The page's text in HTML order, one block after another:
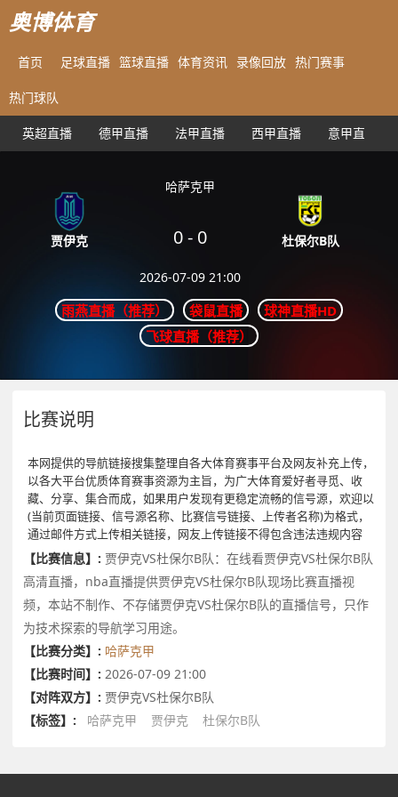
奥博体育
首页 足球直播 篮球直播 体育资讯 录像回放 热门赛事
热门球队
英超直播 德甲直播 法甲直播 西甲直播 意甲直播
贾伊克
哈萨克甲
0- 0
2026-07-09 21:00
杜保尔B队
雨燕直播（推荐） 袋鼠直播
球神直播HD
飞球直播（推荐）
比赛说明
本网提供的导航链接搜集整理自各大体育赛事平台及网友补充上传，
以各大平台优质体育赛事资源为主旨，为广大体育爱好者寻觅、收
藏、分享、集合而成，如果用户发现有更稳定流畅的信号源，欢迎以
(当前页面链接、信号源名称、比赛信号链接、上传者名称)为格式，
通过邮件方式上传相关链接，网友上传链接不得包含违法违规内容
【比赛信息】: 贾伊克VS杜保尔B队：在线看贾伊克VS杜保尔B队
高清直播，nba直播提供贾伊克VS杜保尔B队现场比赛直播视
频，本站不制作、不存储贾伊克VS杜保尔B队的直播信号，只作
为技术探索的导航学习用途。
【比赛分类】: 哈萨克甲
【比赛时间】: 2026-07-09 21:00
【对阵双方】: 贾伊克VS杜保尔B队
【标签】:
哈萨克甲 贾伊克 杜保尔B队